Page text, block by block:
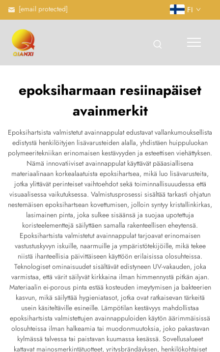
[email protected] FI
epoksiharmaan resiinapäiset
avainmerkit
Epoksihartsista valmistetut avainnappulat edustavat vallankumouksellista
edistystä henkilöityjen lisävarusteiden alalla, yhdistäen huippuluokan
polymeeritekniikan erinomaisen kestävyyden ja esteettisen viehättyksen.
Nämä innovatiiviset avainnappulat käyttävät pääasiallisena
materiaalinaan korkealaatuista epoksihartsea, mikä luo lisävarusteita,
jotka ylittävät perinteiset vaihtoehdot sekä toiminnallisuuudessa että
visuaalisessa vaikutuksessa. Valmistusprosessi sisältää tarkasti ohjatun
nestemäisen epoksihartsean kovettumisen, jolloin syntyy kristallinkirkas,
lasimainen pinta, joka sulkee sisäänsä ja suojaa upotettuja
koristeelementtejä säilyttäen samalla rakenteellisen eheytensä.
Epoksihartsista valmistetut avainnappulat tarjoavat erinomaisen
vastustuskyvyn iskuille, naarmuille ja ympäristötekijöille, mikä tekee
niistä ihanteellisia päivittäiseen käyttöön erilaisissa olosuhteissa.
Teknologiset ominaisuudet sisältävät edistyneen UV-vakauden, joka
varmistaa, että värit säilyvät kirkkaina ilman himmennystä pitkän ajan.
Materiaalin ei-porous pinta estää kosteuden imeytymisen ja bakteerien
kasvun, mikä säilyttää hygieniatasot, jotka ovat ratkaisevan tärkeitä
usein käsiteltäville esineille. Lämpötilan kestävyys mahdollistaa
epoksihartsista valmistettujen avainnappuloiden käytön äärimmäisissä
olosuhteissa ilman halkeamia tai muodonmuutoksia, joko pakastavan
kylmässä talvessa tai paistavan kuumassa kesässä. Sovellusalueet
kattavat mainosmerkintätuotteet, yritysbrändäyksen, henkilökohtaiset